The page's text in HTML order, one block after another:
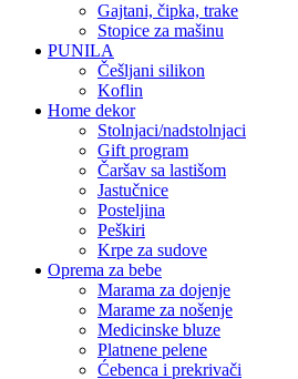
gajtani, čipka, trake
stopice za mašinu
PUNILA
češljani silikon
koflin
Home dekor
stolnjaci/nadstolnjaci
gift program
čaršav sa lastišom
jastučnice
posteljina
peškiri
krpe za sudove
Oprema za bebe
marama za dojenje
marame za nošenje
medicinske bluze
platnene pelene
ćebenca i prekrivači